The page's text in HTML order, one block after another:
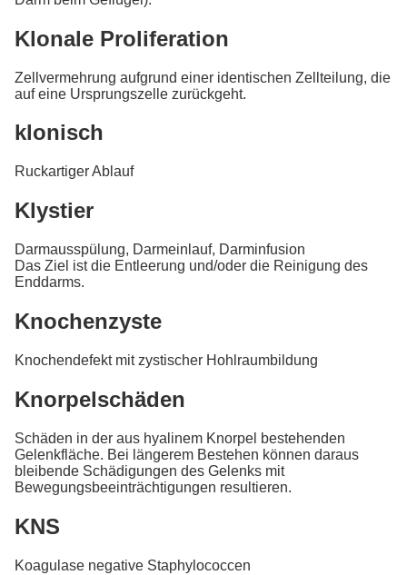
Klonale Proliferation
Zellvermehrung aufgrund einer identischen Zellteilung, die
auf eine Ursprungszelle zurückgeht.
klonisch
Ruckartiger Ablauf
Klystier
Darmausspülung, Darmeinlauf, Darminfusion
Das Ziel ist die Entleerung und/oder die Reinigung des
Enddarms.
Knochenzyste
Knochendefekt mit zystischer Hohlraumbildung
Knorpelschäden
Schäden in der aus hyalinem Knorpel bestehenden
Gelenkfläche. Bei längerem Bestehen können daraus
bleibende Schädigungen des Gelenks mit
Bewegungsbeeinträchtigungen resultieren.
KNS
Koagulase negative Staphylococcen